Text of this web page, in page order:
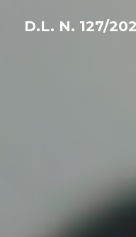
D.L. N. 127/